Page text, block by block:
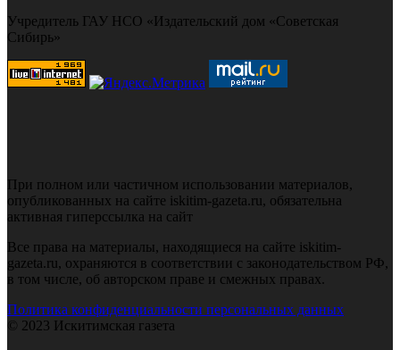
Учредитель ГАУ НСО «Издательский дом «Советская
Сибирь»
При полном или частичном использовании материалов,
опубликованных на сайте iskitim-gazeta.ru, обязательна
активная гиперссылка на сайт
Все права на материалы, находящиеся на сайте iskitim-
gazeta.ru, охраняются в соответствии с законодательством РФ,
в том числе, об авторском праве и смежных правах.
Политика конфиденциальности персональных данных
© 2023 Искитимская газета